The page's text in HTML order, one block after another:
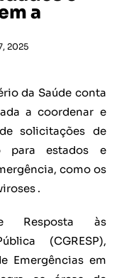
a
2025
da Saúde conta
a coordenar e
solicitações de
para estados e
como os
.
Resposta às
(CGRESP),
Emergências em